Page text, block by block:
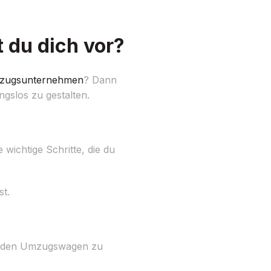
dich vor?
? Dann
zu gestalten.
Schritte, die du
Umzugswagen zu